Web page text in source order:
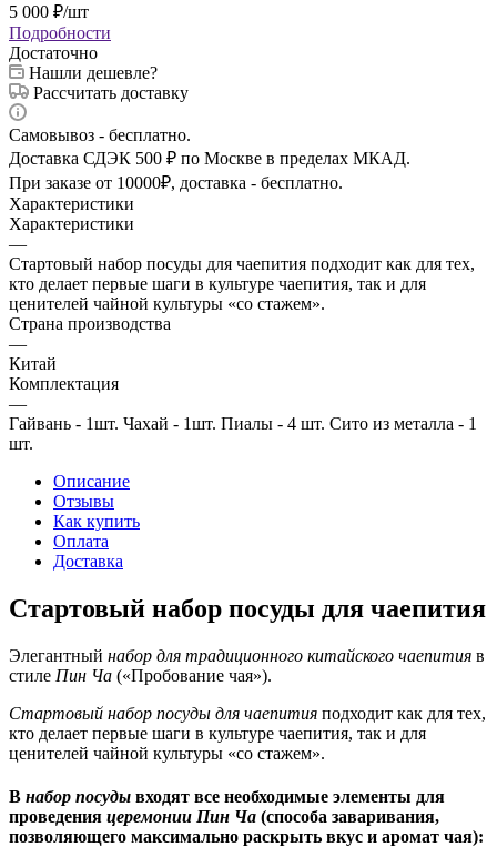
5 000 ₽/шт
Подробности
Достаточно
Нашли дешевле?
Рассчитать доставку
Самовывоз - бесплатно.
Доставка СДЭК 500 ₽ по Москве в пределах МКАД.
При заказе от 10000₽, доставка - бесплатно.
Характеристики
Характеристики
—
Стартовый набор посуды для чаепития подходит как для тех,
кто делает первые шаги в культуре чаепития, так и для
ценителей чайной культуры «со стажем».
Страна производства
—
Китай
Комплектация
—
Гайвань - 1шт. Чахай - 1шт. Пиалы - 4 шт. Сито из металла - 1
шт.
Описание
Отзывы
Как купить
Оплата
Доставка
Стартовый набор посуды для чаепития
Элегантный набор для традиционного китайского чаепития в
стиле Пин Ча («Пробование чая»).
Стартовый набор посуды для чаепития подходит как для тех,
кто делает первые шаги в культуре чаепития, так и для
ценителей чайной культуры «со стажем».
В набор посуды входят все необходимые элементы для
проведения церемонии Пин Ча (способа заваривания,
позволяющего максимально раскрыть вкус и аромат чая):